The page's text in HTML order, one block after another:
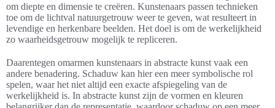
om diepte en dimensie te creëren. Kunstenaars passen technieken
toe om de lichtval natuurgetrouw weer te geven, wat resulteert in
levendige en herkenbare beelden. Het doel is om de werkelijkheid
zo waarheidsgetrouw mogelijk te repliceren.
Daarentegen omarmen kunstenaars in abstracte kunst vaak een
andere benadering. Schaduw kan hier een meer symbolische rol
spelen, waar het niet altijd een exacte afspiegeling van de
werkelijkheid is. In abstracte kunst zijn de vormen en kleuren